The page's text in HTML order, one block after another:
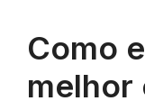
Como
melhor